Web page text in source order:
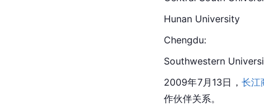
Hunan University
Chengdu:
Southwestern
2009年7月13日， 长江
作伙伴关系。